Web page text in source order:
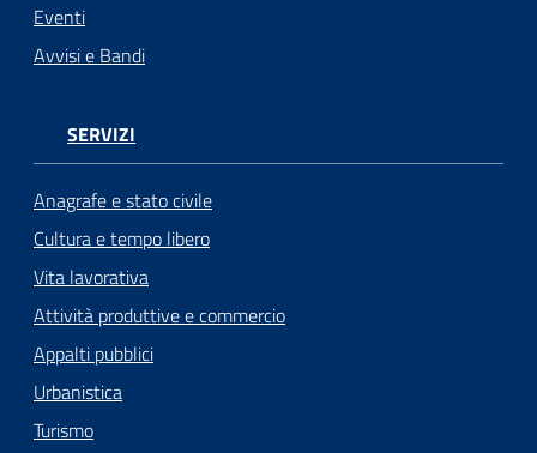
Eventi
Avvisi e Bandi
SERVIZI
Anagrafe e stato civile
Cultura e tempo libero
Vita lavorativa
Attività produttive e commercio
Appalti pubblici
Urbanistica
Turismo